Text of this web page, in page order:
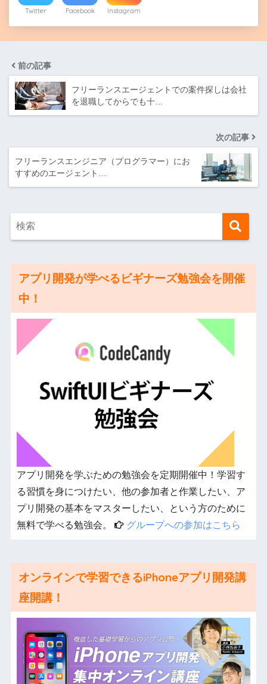
Twitter Facebook Instagram
前の記事
フリーランスエージェントでの案件探しは会社
を退職してからでも十…
次の記事
フリーランスエンジニア（プログラマー）にお
すすめのエージェント…
アプリ開発が学べるビギナーズ勉強会を開催
中！
アプリ開発を学ぶための勉強会を定期開催中！学習す
る習慣を身につけたい、他の参加者と作業したい、ア
プリ開発の基本をマスターしたい、という方のために
無料で学べる勉強会。
グループへの参加はこちら
オンラインで学習できるiPhoneアプリ開発講
座開講！